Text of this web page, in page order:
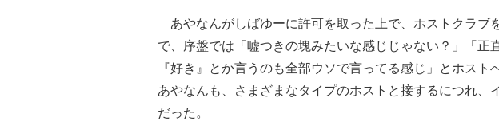
あやなんがしばゆーに許可を取った上で、ホストクラブ
で、序盤では「嘘つきの塊みたいな感じじゃない？」「正
『好き』とか言うのも全部ウソで言ってる感じ」とホスト
あやなんも、さまざまなタイプのホストと接するにつれ、
だった。